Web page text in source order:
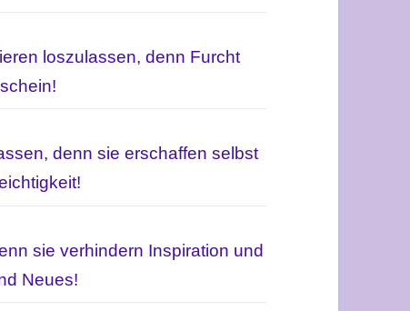
loszulassen, denn Furcht
denn sie erschaffen selbst
sie verhindern Inspiration und
Neues!